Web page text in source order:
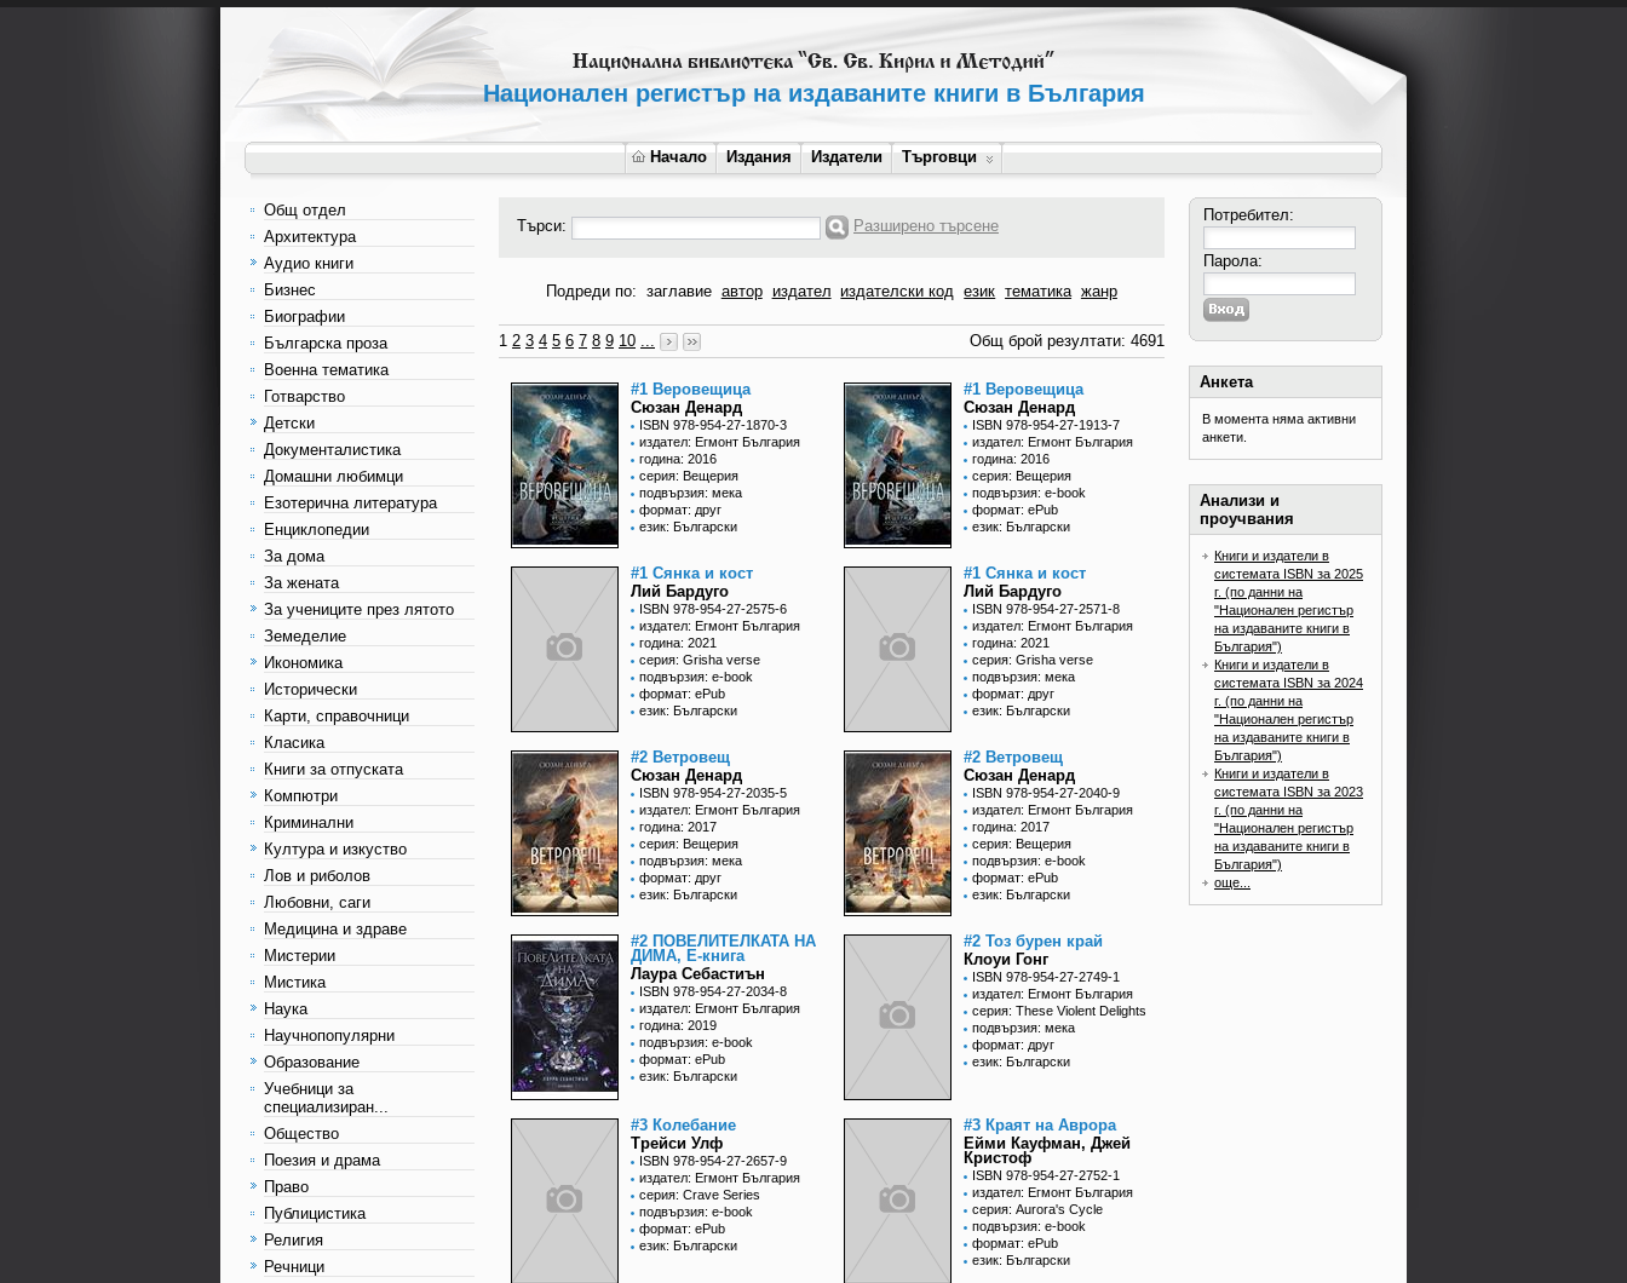
Национален регистър на издаваните книги в България
Начало Издания Издатели Търговци
Общ отдел
Архитектура
Аудио книги
Бизнес
Биографии
Българска проза
Военна тематика
Готварство
Детски
Документалистика
Домашни любимци
Езотерична литература
Енциклопедии
За дома
За жената
За учениците през лятото
Земеделие
Икономика
Исторически
Карти, справочници
Класика
Книги за отпуската
Компютри
Криминални
Култура и изкуство
Лов и риболов
Любовни, саги
Медицина и здраве
Мистерии
Мистика
Наука
Научнопопулярни
Образование
Учебници за
специализиран...
Общество
Поезия и драма
Право
Публицистика
Религия
Речници
Търси: Разширено търсене
Подреди по: заглавие автор издател издателски код език тематика жанр
1 2 3 4 5 6 7 8 9 10 ... Общ брой резултати: 4691
#1 Веровещица
Сюзан Денард
ISBN 978-954-27-1870-3
издател: Егмонт България
година: 2016
серия: Вещерия
подвързия: мека
формат: друг
език: Български
#1 Веровещица
Сюзан Денард
ISBN 978-954-27-1913-7
издател: Егмонт България
година: 2016
серия: Вещерия
подвързия: e-book
формат: ePub
език: Български
#1 Сянка и кост
Лий Бардуго
ISBN 978-954-27-2575-6
издател: Егмонт България
година: 2021
серия: Grisha verse
подвързия: e-book
формат: ePub
език: Български
#1 Сянка и кост
Лий Бардуго
ISBN 978-954-27-2571-8
издател: Егмонт България
година: 2021
серия: Grisha verse
подвързия: мека
формат: друг
език: Български
#2 Ветровещ
Сюзан Денард
ISBN 978-954-27-2035-5
издател: Егмонт България
година: 2017
серия: Вещерия
подвързия: мека
формат: друг
език: Български
#2 Ветровещ
Сюзан Денард
ISBN 978-954-27-2040-9
издател: Егмонт България
година: 2017
серия: Вещерия
подвързия: e-book
формат: ePub
език: Български
#2 ПОВЕЛИТЕЛКАТА НА
ДИМА, Е-книга
Лаура Себастиън
ISBN 978-954-27-2034-8
издател: Егмонт България
година: 2019
подвързия: e-book
формат: ePub
език: Български
#2 Тоз бурен край
Клоуи Гонг
ISBN 978-954-27-2749-1
издател: Егмонт България
серия: These Violent Delights
подвързия: мека
формат: друг
език: Български
#3 Колебание
Трейси Улф
ISBN 978-954-27-2657-9
издател: Егмонт България
серия: Crave Series
подвързия: e-book
формат: ePub
език: Български
#3 Краят на Аврора
Ейми Кауфман, Джей
Кристоф
ISBN 978-954-27-2752-1
издател: Егмонт България
серия: Aurora's Cycle
подвързия: e-book
формат: ePub
език: Български
Потребител:
Парола:
Анкета
В момента няма активни
анкети.
Анализи и
проучвания
Книги и издатели в
системата ISBN за 2025
г. (по данни на
"Национален регистър
на издаваните книги в
България")
Книги и издатели в
системата ISBN за 2024
г. (по данни на
"Национален регистър
на издаваните книги в
България")
Книги и издатели в
системата ISBN за 2023
г. (по данни на
"Национален регистър
на издаваните книги в
България")
още...